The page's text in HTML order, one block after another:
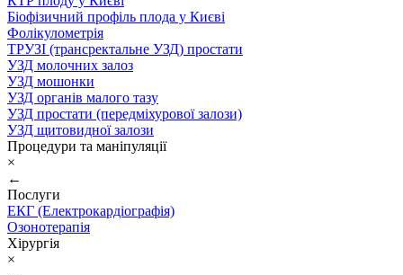
Біофізичний профіль плода у Києві
Фолікулометрія
ТРУЗІ (трансректальне УЗД) простати
УЗД молочних залоз
УЗД мошонки
УЗД органів малого тазу
УЗД простати (передміхурової залози)
УЗД щитовидної залози
Процедури та маніпуляції
×
←
Послуги
ЕКГ (Електрокардіографія)
Озонотерапія
Хірургія
×